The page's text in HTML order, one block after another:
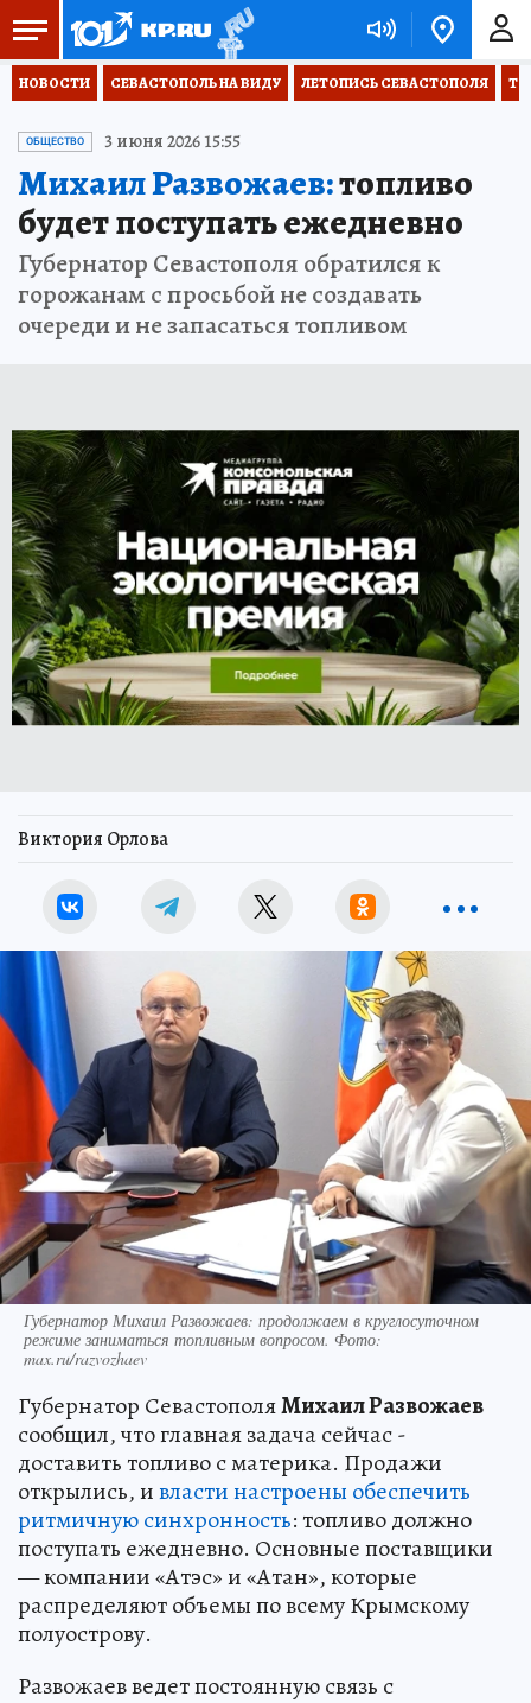
НОВОСТИ СЕВАСТОПОЛЬ НА ВИДУ ЛЕТОПИСЬ СЕВАСТОПОЛЯ
ОБЩЕСТВО 3 июня 2026 15:55
Михаил Развожаев:топливо
будет поступать ежедневно
Губернатор Севастополя обратился к
горожанам с просьбой не создавать
очереди и не запасаться топливом
Виктория Орлова
Губернатор Михаил Развожаев: продолжаем в круглосуточном
режиме заниматься топливным вопросом. Фото:
max.ru/razvozhaev
Губернатор СевастополяМихаил Развожаев
сообщил, что главная задача сейчас -
доставить топливо с материка. Продажи
открылись, ивласти настроены обеспечить
ритмичную синхронность: топливо должно
поступать ежедневно. Основные поставщики
— компании «Атэс» и «Атан», которые
распределяют объемы по всему Крымскому
полуострову.
Развожаев ведет постоянную связь с